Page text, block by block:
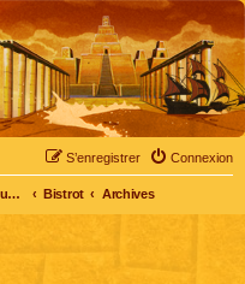
Connexion
S’enregistrer
Forum Les Mystérieuses Cités d'Or Bistrot Archives